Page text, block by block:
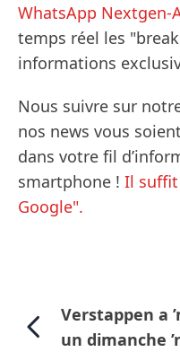
WhatsApp Nextgen-
temps réel les
informations
Nous suivre sur
nos news vous
dans votre fil
smartphone ! Il suffit
Google".
Verstappen a
un dimanche